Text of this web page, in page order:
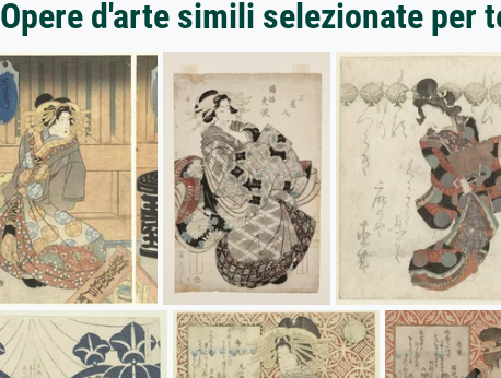
Opere d'arte simili selezionate per